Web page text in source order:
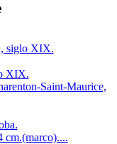
siglo XIX.
XIX.
Saint-Maurice,
cm.(marco)....